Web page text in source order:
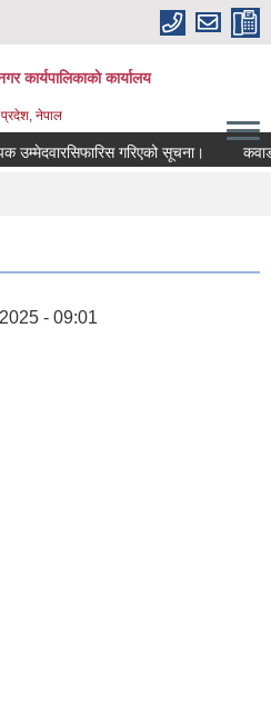
कार्यपालिकाकाे कार्यालय
प्रदेश, नेपाल
गरिएको सूचना। कवाडी
- 09:01